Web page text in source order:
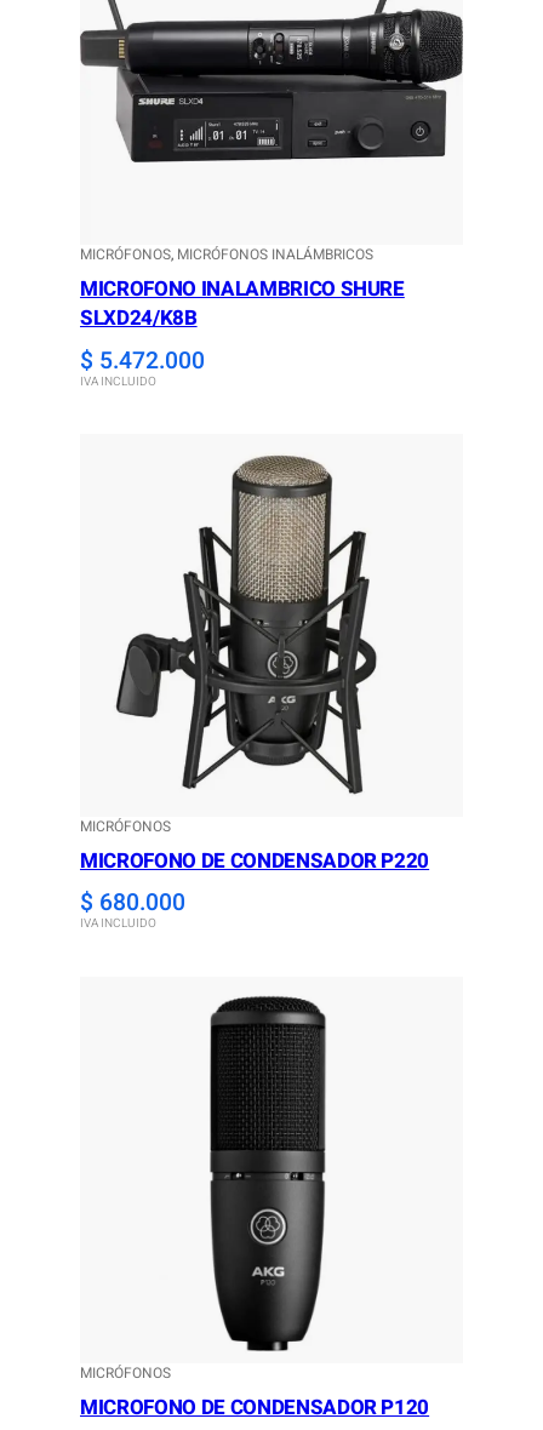
MICRÓFONOS, MICRÓFONOS INALÁMBRICOS
MICROFONO INALAMBRICO SHURE
SLXD24/K8B
$ 5.472.000
IVA INCLUIDO
MICRÓFONOS
MICROFONO DE CONDENSADOR P220
$ 680.000
IVA INCLUIDO
MICRÓFONOS
MICROFONO DE CONDENSADOR P120